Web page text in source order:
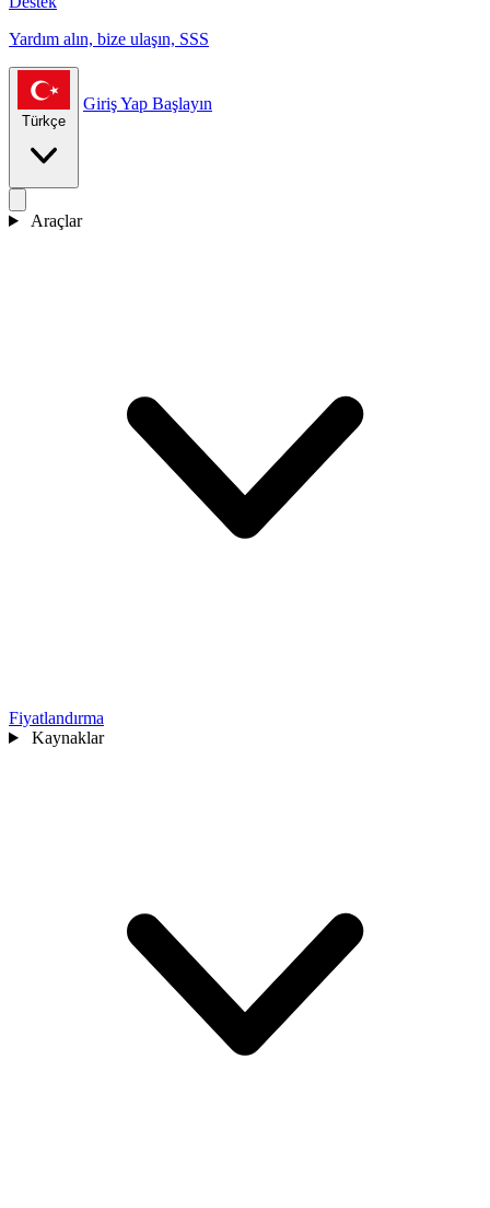
Yardım alın, bize ulaşın, SSS
Türkçe
Giriş Yap Başlayın
Araçlar
Fiyatlandırma
Kaynaklar